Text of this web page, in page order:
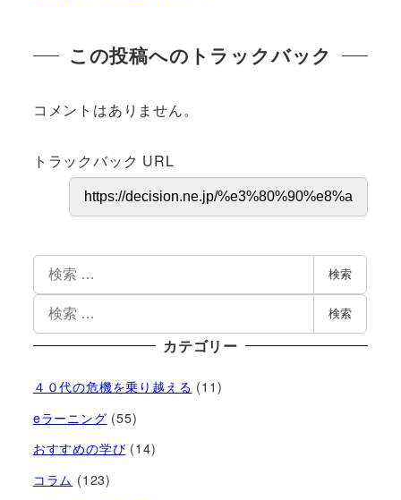
この投稿へのトラックバック
コメントはありません。
トラックバック URL
検索
検索
カテゴリー
４０代の危機を乗り越える (11)
eラーニング (55)
おすすめの学び (14)
コラム (123)